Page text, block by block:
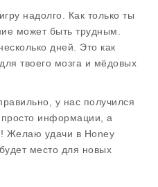
надолго. Как только ты
может быть трудным.
дней. Это как
твоего мозга и мёдовых
у нас получился
просто информации, а
Желаю удачи в Honey
место для новых